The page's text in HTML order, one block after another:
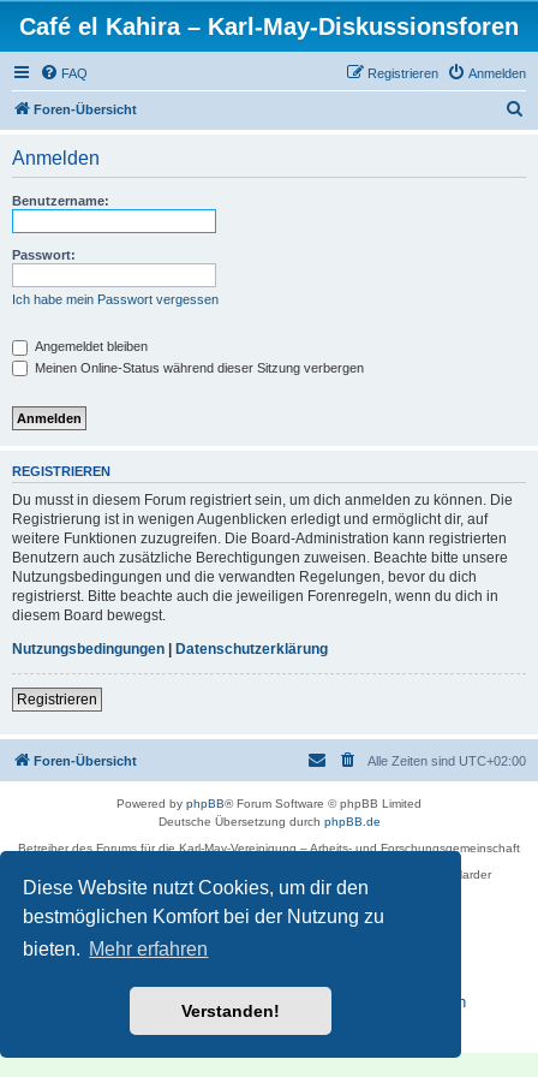
Diese Website nutzt Cookies, um dir den
bestmöglichen Komfort bei der Nutzung zu
bieten. Mehr erfahren
Verstanden!
Café el Kahira – Karl-May-Diskussionsforen
FAQ Anmelden
Registrieren
Foren-Übersicht
Anmelden
Benutzername:
Passwort:
Ich habe mein Passwort vergessen
Angemeldet bleiben
Meinen Online-Status während dieser Sitzung verbergen
REGISTRIEREN
Du musst in diesem Forum registriert sein, um dich anmelden zu können. Die
Registrierung ist in wenigen Augenblicken erledigt und ermöglicht dir, auf
weitere Funktionen zuzugreifen. Die Board-Administration kann registrierten
Benutzern auch zusätzliche Berechtigungen zuweisen. Beachte bitte unsere
Nutzungsbedingungen und die verwandten Regelungen, bevor du dich
registrierst. Bitte beachte auch die jeweiligen Forenregeln, wenn du dich in
diesem Board bewegst.
Nutzungsbedingungen | Datenschutzerklärung
Registrieren
Foren-Übersicht Alle Zeiten sind UTC+02:00
Powered by phpBB® Forum Software © phpBB Limited
Deutsche Übersetzung durch phpBB.de
Betreiber des Forums für die Karl-May-Vereinigung – Arbeits- und Forschungsgemeinschaft
in Zusammenarbeit mit der Karl-May-Stiftung Radebeul bei Dresden: Ralf Harder
Impressum
Reisen zu Karl May – Leben · Werk · Erinnerungsstätten
Nutzungsbedingungen